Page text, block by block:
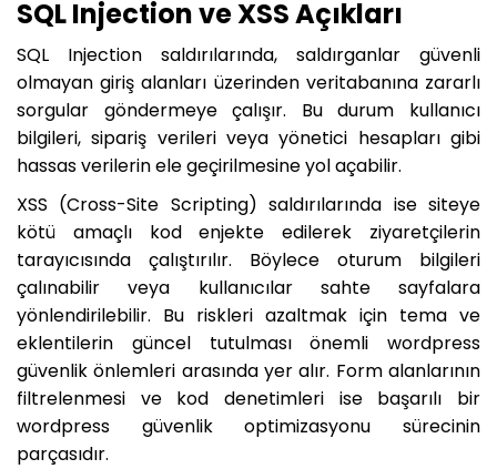
SQL Injection ve XSS Açıkları
SQL Injection saldırılarında, saldırganlar güvenli
olmayan giriş alanları üzerinden veritabanına zararlı
sorgular göndermeye çalışır. Bu durum kullanıcı
bilgileri, sipariş verileri veya yönetici hesapları gibi
hassas verilerin ele geçirilmesine yol açabilir.
XSS (Cross-Site Scripting) saldırılarında ise siteye
kötü amaçlı kod enjekte edilerek ziyaretçilerin
tarayıcısında çalıştırılır. Böylece oturum bilgileri
çalınabilir veya kullanıcılar sahte sayfalara
yönlendirilebilir. Bu riskleri azaltmak için tema ve
eklentilerin güncel tutulması önemli wordpress
güvenlik önlemleri arasında yer alır. Form alanlarının
filtrelenmesi ve kod denetimleri ise başarılı bir
wordpress güvenlik optimizasyonu sürecinin
parçasıdır.